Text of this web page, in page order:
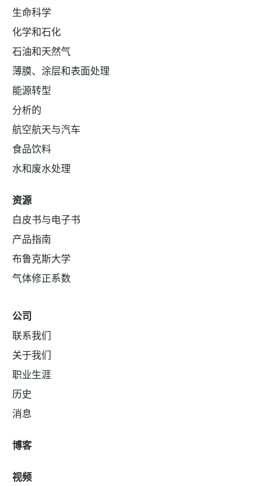
生命科学
化学和石化
石油和天然气
薄膜、涂层和表面处理
能源转型
分析的
航空航天与汽车
食品饮料
水和废水处理
资源
白皮书与电子书
产品指南
布鲁克斯大学
气体修正系数
公司
联系我们
关于我们
职业生涯
历史
消息
博客
视频